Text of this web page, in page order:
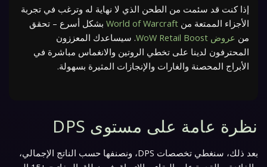
إذا كنت قد سئمت من الطحن الذي لا نهاية له وترغب في تجربة
الأجزاء الممتعة من World of Warcraft بشكل أسرع – تحقق
من عروض WoW Retail Boost
. سيساعدك المعززون
المحترفون لدينا على تخطي الروتين والانغماس مباشرة في
الأبراج المحصنة والغارات والإنجازات المثيرة بسهولة.
نظرة عامة على مستوى DPS
بعد ذلك، سنغطي تخصصات DPS، ونصنفها حسب الناتج الإجمالي،